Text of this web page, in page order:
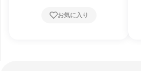
お気に入り